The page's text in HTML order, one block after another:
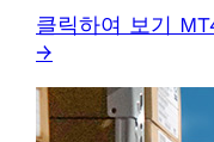
클릭하여 보기
→